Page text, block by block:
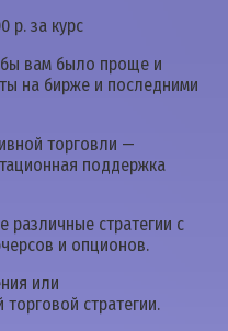
р. за курс
вам было проще и
на бирже и последними
торговли —
поддержка
различные стратегии с
и опционов.
или
стратегии.